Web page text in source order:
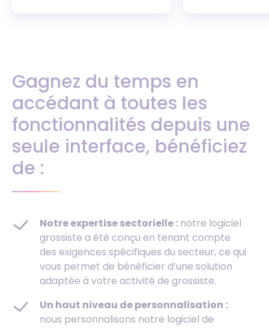
Gagnez du temps en
accédant à toutes les
fonctionnalités depuis une
seule interface, bénéficiez
de :
Notre expertise sectorielle : notre logiciel
grossiste a été conçu en tenant compte
des exigences spécifiques du secteur, ce qui
vous permet de bénéficier d’une solution
adaptée à votre activité de grossiste.
Un haut niveau de personnalisation :
nous personnalisons notre logiciel de